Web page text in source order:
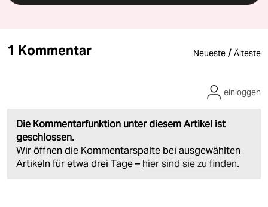
1 Kommentar Neueste / Älteste
Die Kommentarfunktion unter diesem Artikel ist
geschlossen.
Wir öffnen die Kommentarspalte bei ausgewählten
Artikeln für etwa drei Tage – hier sind sie zu finden.
einloggen